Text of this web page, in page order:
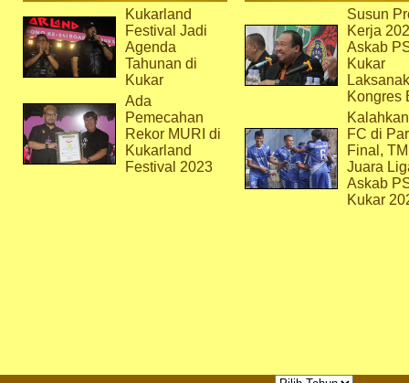
Kukarland
Festival Jadi
Agenda
Tahunan di
Kukar
Ada
Pemecahan
Rekor MURI di
Kukarland
Festival 2023
Susun
Kerja
Askab
Kukar
Kongres
FC di
Final,
Juara
Askab
Kukar